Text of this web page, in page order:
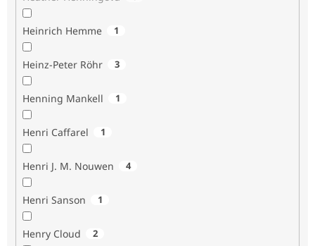
Heinrich Hemme 1
Heinz-Peter Röhr 3
Henning Mankell 1
Henri Caffarel 1
Henri J. M. Nouwen 4
Henri Sanson 1
Henry Cloud 2